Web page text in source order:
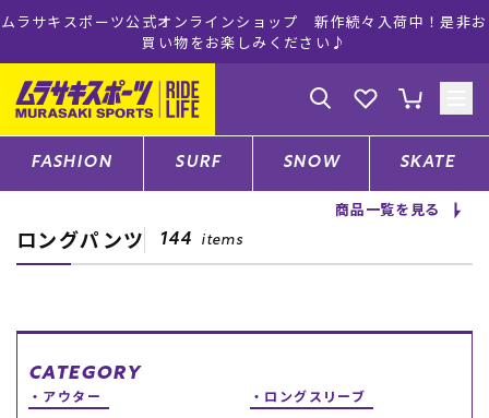
お ムラサキスポーツ公式オンラインショップ 5,500円(税込)以上
注文で送料無料！(※一部対象外有り)
ゲスト様
ログイン 会員登録
店舗一覧
CATEGORY
ファッションTOP
FASHION SURF SNOW SKATE
商品一覧を見る
ロングパンツ 144 items
CATEGORY
アウター
ロングスリーブ